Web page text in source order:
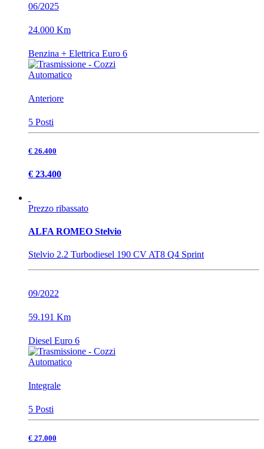
06/2025
24.000 Km
Benzina + Elettrica Euro 6
Automatico
Anteriore
5 Posti
€ 26.400
€ 23.400
Prezzo ribassato
ALFA ROMEO Stelvio
Stelvio 2.2 Turbodiesel 190 CV AT8 Q4 Sprint
09/2022
59.191 Km
Diesel Euro 6
Automatico
Integrale
5 Posti
€ 27.000